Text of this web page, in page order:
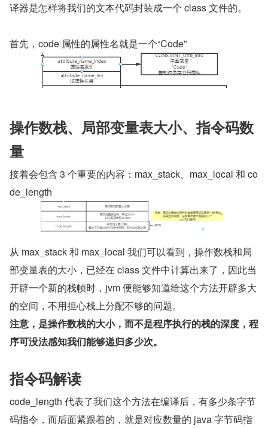
译器是怎样将我们的文本代码封装成一个 class 文件的。
首先，code 属性的属性名就是一个“Code”
操作数栈、局部变量表大小、指令码数
量
接着会包含 3 个重要的内容：max_stack、max_local 和 co
de_length
从 max_stack 和 max_local 我们可以看到，操作数栈和局
部变量表的大小，已经在 class 文件中计算出来了，因此当
开辟一个新的栈帧时，jvm 便能够知道给这个方法开辟多大
的空间，不用担心栈上分配不够的问题。
注意，是操作数栈的大小，而不是程序执行的栈的深度，程
序可没法感知我们能够递归多少次。
指令码解读
code_length 代表了我们这个方法在编译后，有多少条字节
码指令，而后面紧跟着的，就是对应数量的 java 字节码指